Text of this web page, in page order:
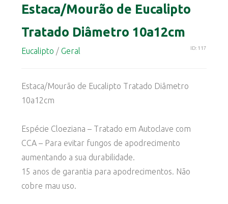
Estaca/Mourão de Eucalipto
Tratado Diâmetro 10a12cm
Eucalipto / Geral ID: 117
Estaca/Mourão de Eucalipto Tratado Diâmetro
10a12cm
Espécie Cloeziana – Tratado em Autoclave com
CCA – Para evitar fungos de apodrecimento
aumentando a sua durabilidade.
15 anos de garantia para apodrecimentos. Não
cobre mau uso.